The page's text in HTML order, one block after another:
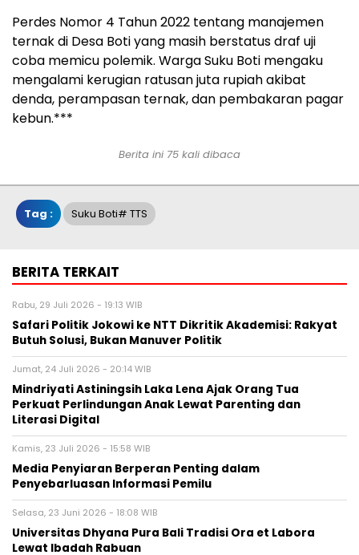
Perdes Nomor 4 Tahun 2022 tentang manajemen
ternak di Desa Boti yang masih berstatus draf uji
coba memicu polemik. Warga Suku Boti mengaku
mengalami kerugian ratusan juta rupiah akibat
denda, perampasan ternak, dan pembakaran pagar
kebun.***
Berita ini 75 kali dibaca
Tag : Suku Boti# TTS
BERITA TERKAIT
Rabu, 29 Juli 2026 - 19:13 WIB
Safari Politik Jokowi ke NTT Dikritik Akademisi: Rakyat
Butuh Solusi, Bukan Manuver Politik
Jumat, 24 Juli 2026 - 20:14 WIB
Mindriyati Astiningsih Laka Lena Ajak Orang Tua
Perkuat Perlindungan Anak Lewat Parenting dan
Literasi Digital
Kamis, 23 Juli 2026 - 15:58 WIB
Media Penyiaran Berperan Penting dalam
Penyebarluasan Informasi Pemilu
Selasa, 23 Juni 2026 - 18:08 WIB
Universitas Dhyana Pura Bali Tradisi Ora et Labora
Lewat Ibadah Rabuan